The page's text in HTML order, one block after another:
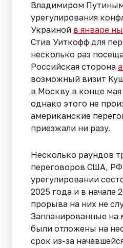
Владимиром
урегулирования
Украиной в январе
Стив Уиткофф для
несколько раз
Российская сторона
возможный визит
в Москву в конце мая
однако этого не
американские
приезжали ни разу.
Несколько раундов
переговоров США,
урегулировании
2025 года и в начале
прорыва на них не
Запланированные на
были отложены на
срок из-за